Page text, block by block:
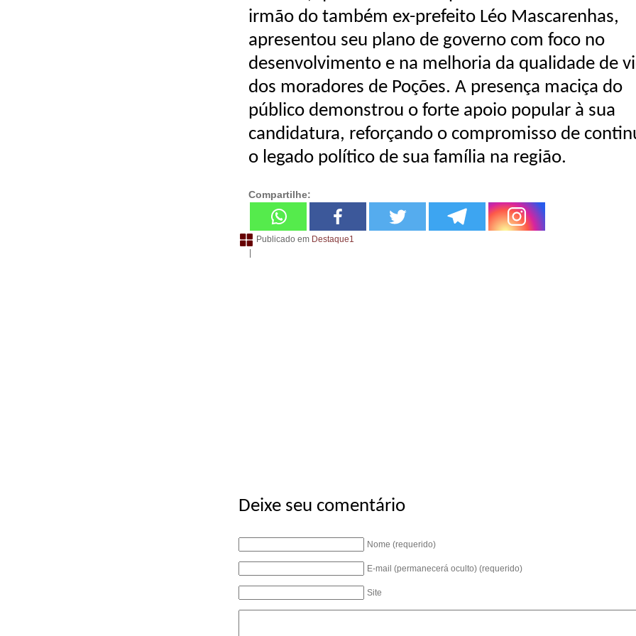
irmão do também ex-prefeito Léo Mascarenhas,
apresentou seu plano de governo com foco no
desenvolvimento e na melhoria da qualidade de
dos moradores de Poções. A presença maciça do
público demonstrou o forte apoio popular à sua
candidatura, reforçando o compromisso de
o legado político de sua família na região.
Compartilhe:
Publicado em Destaque1
|
Deixe seu comentário
Nome (requerido)
E-mail (permanecerá oculto) (requerido)
Site